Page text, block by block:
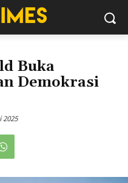
Buka
Demokrasi